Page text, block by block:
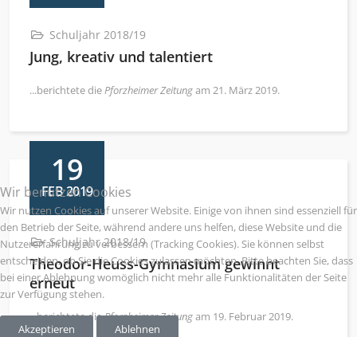
Schuljahr 2018/19
Jung, kreativ und talentiert
...berichtete diePforzheimer Zeitungam 21. März 2019.
19
FEB 2019
Schuljahr 2018/19
Theodor-Heuss-Gymnasium gewinnt
erneut
...berichtete diePforzheimer Zeitungam 19. Februar 2019.
Wir benutzen Cookies
Wir nutzen Cookies auf unserer Website. Einige von ihnen sind essenziell für
den Betrieb der Seite, während andere uns helfen, diese Website und die
Nutzererfahrung zu verbessern (Tracking Cookies). Sie können selbst
entscheiden, ob Sie die Cookies zulassen möchten. Bitte beachten Sie, dass
bei einer Ablehnung womöglich nicht mehr alle Funktionalitäten der Seite
zur Verfügung stehen.
Akzeptieren Ablehnen